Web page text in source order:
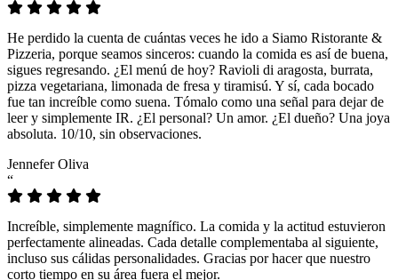
He perdido la cuenta de cuántas veces he ido a Siamo Ristorante &
Pizzeria, porque seamos sinceros: cuando la comida es así de buena,
sigues regresando. ¿El menú de hoy? Ravioli di aragosta, burrata,
pizza vegetariana, limonada de fresa y tiramisú. Y sí, cada bocado
fue tan increíble como suena. Tómalo como una señal para dejar de
leer y simplemente IR. ¿El personal? Un amor. ¿El dueño? Una joya
absoluta. 10/10, sin observaciones.
Jennefer Oliva
“
Increíble, simplemente magnífico. La comida y la actitud estuvieron
perfectamente alineadas. Cada detalle complementaba al siguiente,
incluso sus cálidas personalidades. Gracias por hacer que nuestro
corto tiempo en su área fuera el mejor.